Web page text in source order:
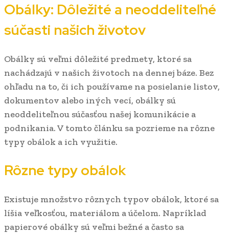
Obálky: Dôležité a neoddeliteľné
súčasti našich životov
Obálky sú veľmi dôležité predmety, ktoré sa
nachádzajú v našich životoch na dennej báze. Bez
ohľadu na to, či ich používame na posielanie listov,
dokumentov alebo iných vecí, obálky sú
neoddeliteľnou súčasťou našej komunikácie a
podnikania. V tomto článku sa pozrieme na rôzne
typy obálok a ich využitie.
Rôzne typy obálok
Existuje množstvo rôznych typov obálok, ktoré sa
líšia veľkosťou, materiálom a účelom. Napríklad
papierové obálky sú veľmi bežné a často sa